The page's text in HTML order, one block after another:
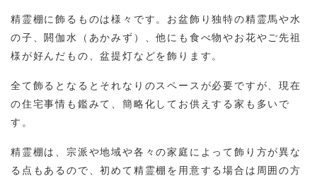
精霊棚に飾るものは様々です。お盆飾り独特の精霊馬や水
の子、閼伽水（あかみず）、他にも食べ物やお花やご先祖
様が好んだもの、盆提灯などを飾ります。
全て飾るとなるとそれなりのスペースが必要ですが、現在
の住宅事情も鑑みて、簡略化してお供えする家も多いで
す。
精霊棚は、宗派や地域や各々の家庭によって飾り方が異な
る点もあるので、初めて精霊棚を用意する場合は周囲の方